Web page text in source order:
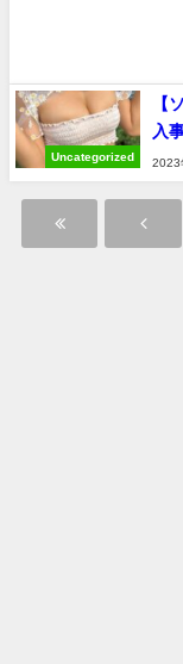
Uncategorized
【
入
2023